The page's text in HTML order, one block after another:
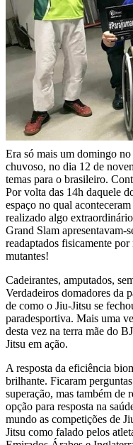
Era só mais um domingo
chuvoso, no dia 12 de
temas para o brasileiro.
Por volta das 14h daquele
espaço no qual
realizado algo
Grand Slam apresentavam-
readaptados fisicamente
mutantes!
Cadeirantes, amputados,
Verdadeiros domadores da
de como o Jiu-Jitsu se
paradesportiva. Mais uma
desta vez na terra mãe do
Jitsu em ação.
A resposta da eficiência
brilhante. Ficaram
superação, mas também de
opção para resposta na
mundo as competições de
Jitsu como falado pelos